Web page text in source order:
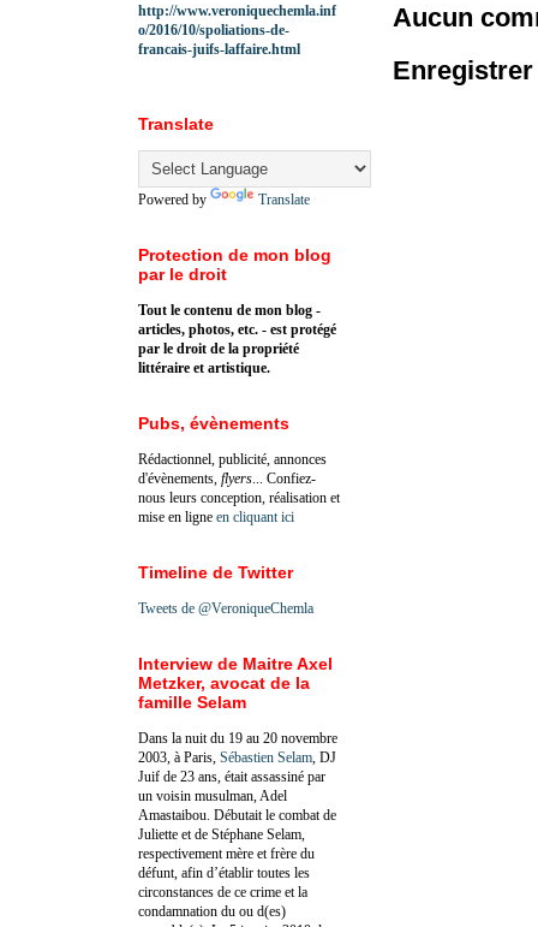
Aucun
http://www.veroniquechemla.inf
o/2016/10/spoliations-de-
francais-juifs-laffaire.html
Translate
Powered by Translate
Protection de mon blog
par le droit
Tout le contenu de mon blog -
articles, photos, etc. - est protégé
par le droit de la propriété
littéraire et artistique.
Pubs, évènements
Rédactionnel, publicité, annonces
d'évènements, flyers ... Confiez-
nous leurs conception, réalisation et
mise en ligne en cliquant ici
Timeline de Twitter
Tweets de @VeroniqueChemla
Interview de Maitre Axel
Metzker, avocat de la
famille Selam
Dans la nuit du 19 au 20 novembre
2003, à Paris, Sébastien Selam , DJ
Juif de 23 ans, était assassiné par
un voisin musulman, Adel
Amastaibou. Débutait le combat de
Juliette et de Stéphane Selam,
respectivement mère et frère du
défunt, afin d’établir toutes les
circonstances de ce crime et la
condamnation du ou d(es)